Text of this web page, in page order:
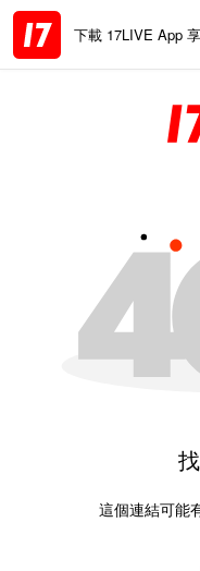
下載 17LIVE App
這個連結可能